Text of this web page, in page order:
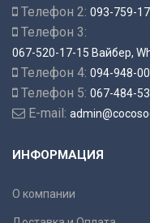
Телефон 2: 093-759-
Телефон 3:
067-520-17-15 Вайбер,
Телефон 4: 094-948-
Телефон 5: 067-484-
E-mail:
ИНФОРМАЦИЯ
О компании